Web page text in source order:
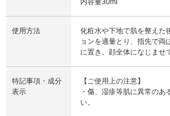
使用方法
化粧水や下地で肌を整えた
ョンを適量とり、指先で両
に置き、顔全体になじませ
特記事項・成分
表示
【ご使用上の注意】
・傷、湿疹等肌に異常のあ
い。